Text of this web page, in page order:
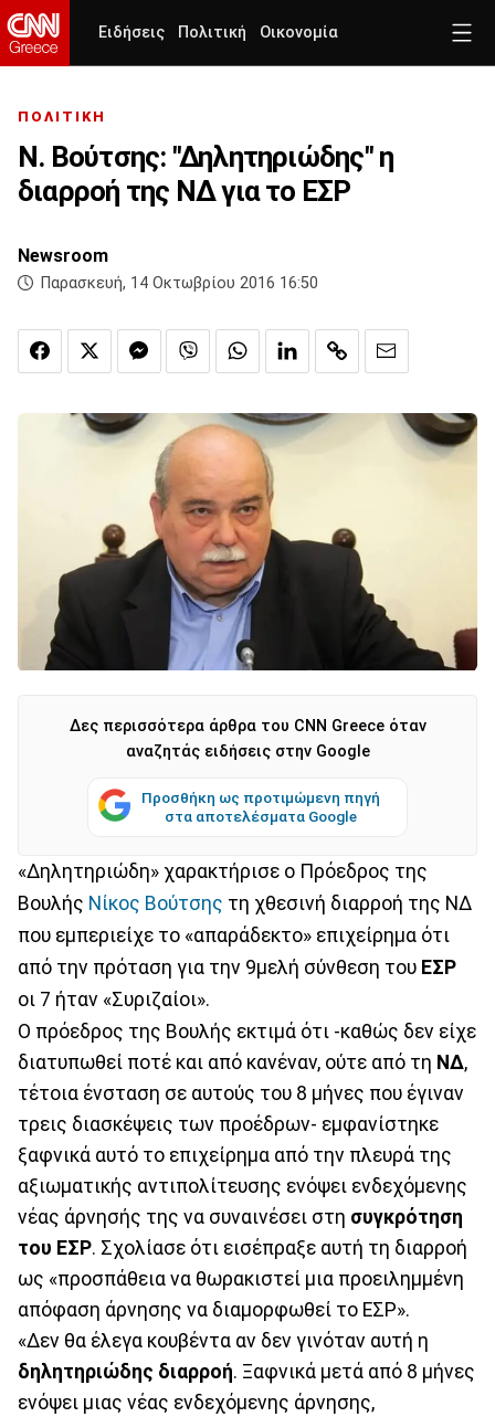
Ειδήσεις Πολιτική Οικονομία
ΠΟΛΙΤΙΚΗ
Ν. Βούτσης: "Δηλητηριώδης" η
διαρροή της ΝΔ για το ΕΣΡ
Newsroom
Παρασκευή, 14 Οκτωβρίου 2016 16:50
Δες περισσότερα άρθρα του CNN Greece όταν
αναζητάς ειδήσεις στην Google
Προσθήκη ως προτιμώμενη πηγή
στα αποτελέσματα Google
«Δηλητηριώδη» χαρακτήρισε ο Πρόεδρος της
Βουλής Νίκος Βούτσης τη χθεσινή διαρροή της ΝΔ
που εμπεριείχε το «απαράδεκτο» επιχείρημα ότι
από την πρόταση για την 9μελή σύνθεση του ΕΣΡ
οι 7 ήταν «Συριζαίοι».
Ο πρόεδρος της Βουλής εκτιμά ότι -καθώς δεν είχε
διατυπωθεί ποτέ και από κανέναν, ούτε από τη ΝΔ,
τέτοια ένσταση σε αυτούς του 8 μήνες που έγιναν
τρεις διασκέψεις των προέδρων- εμφανίστηκε
ξαφνικά αυτό το επιχείρημα από την πλευρά της
αξιωματικής αντιπολίτευσης ενόψει ενδεχόμενης
νέας άρνησής της να συναινέσει στη συγκρότηση
του ΕΣΡ. Σχολίασε ότι εισέπραξε αυτή τη διαρροή
ως «προσπάθεια να θωρακιστεί μια προειλημμένη
απόφαση άρνησης να διαμορφωθεί το ΕΣΡ».
«Δεν θα έλεγα κουβέντα αν δεν γινόταν αυτή η
δηλητηριώδης διαρροή. Ξαφνικά μετά από 8 μήνες
ενόψει μιας νέας ενδεχόμενης άρνησης,